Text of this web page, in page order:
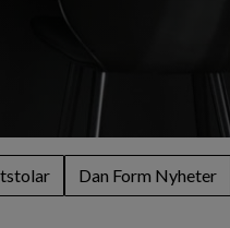
Dan Form Nyheter